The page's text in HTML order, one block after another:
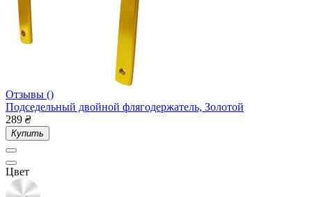
Отзывы ()
Подседельный двойной флягодержатель, Золотой
289 ₴
Купить
Цвет